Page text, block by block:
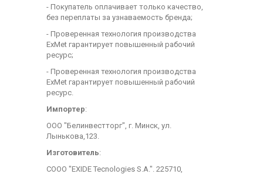
- Покупатель оплачивает только качество,
без переплаты за узнаваемость бренда;
- Проверенная технология производства
ExMet гарантирует повышенный рабочий
ресурс;
- Проверенная технология производства
ExMet гарантирует повышенный рабочий
ресурс.
Импортер:
ООО "Белинвестторг", г. Минск, ул.
Лынькова,123.
Изготовитель:
СООО "EXIDE Tecnologies S.A.". 225710,